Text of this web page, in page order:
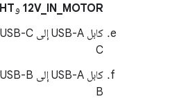
12V_IN_MOTOR و
كابل USB-A إلى USB-C بمنفذ
C
كابل USB-A إلى USB-B بمنفذ
B